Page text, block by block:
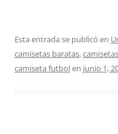
Esta entrada se publicó en
camisetas baratas,
camiseta futbolen junio 1,